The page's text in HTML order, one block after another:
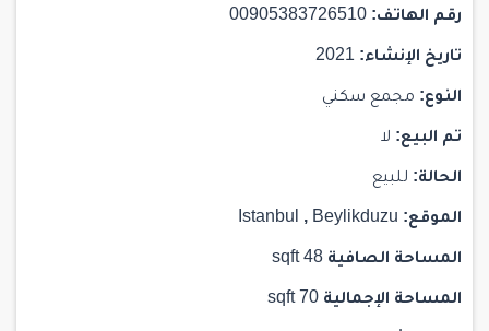
رقم الهاتف:
تاريخ الإنشاء:
النوع: مجمع سكني
تم البيع:
الحالة:
الموقع: Istanbul , Beylikduzu
المساحة الصافية
المساحة الإجمالية